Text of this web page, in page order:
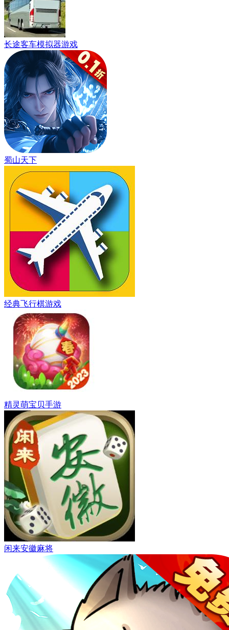
长途客车模拟器游戏
蜀山天下
经典飞行棋游戏
精灵萌宝贝手游
闲来安徽麻将